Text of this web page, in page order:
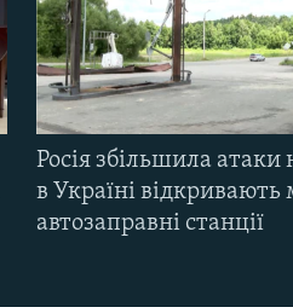
Росія збільшила атаки
в Україні відкривають
автозаправні станції